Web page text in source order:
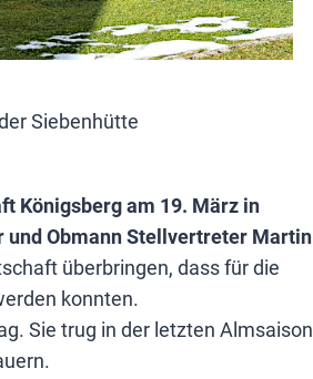
Siebenhütte
Königsberg am 19. März in
und Obmann Stellvertreter Martin
überbringen, dass für die
konnten.
Sie trug in der letzten Almsaison